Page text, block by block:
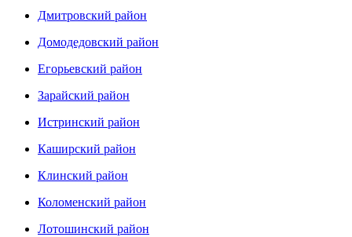
Дмитровский район
Домодедовский район
Егорьевский район
Зарайский район
Истринский район
Каширский район
Клинский район
Коломенский район
Лотошинский район